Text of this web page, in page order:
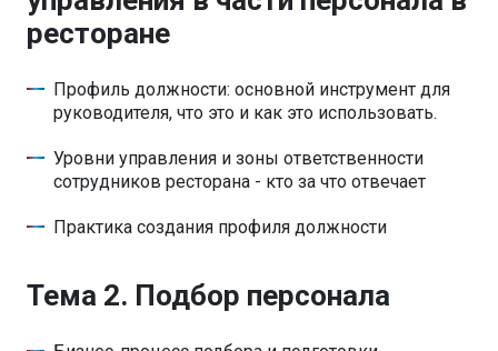
ресторане
Профиль должности: основной инструмент для
руководителя, что это и как это использовать.
Уровни управления и зоны ответственности
сотрудников ресторана - кто за что отвечает
Практика создания профиля должности
Тема 2. Подбор персонала